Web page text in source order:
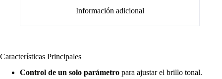
Información adicional
Características Principales
Control de un solo parámetro para ajustar el brillo tonal.